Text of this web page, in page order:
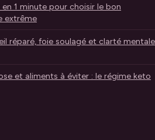
1 minute pour choisir le bon
extrême
réparé, foie soulagé et clarté mentale
et aliments à éviter : le régime keto